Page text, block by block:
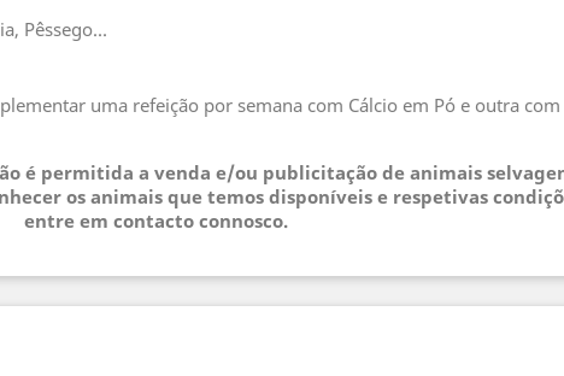
Pêssego...
uma refeição por semana com Cálcio em Pó e outra
é permitida a venda e/ou publicitação de animais
os animais que temos disponíveis e respetivas
entre em contacto connosco.